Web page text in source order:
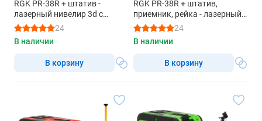
RGK PR-38R + штатив -
лазерный нивелир 3d с
красным лучом
24
В наличии
В корзину
RGK PR-38R + штатив,
приемник, рейка - лазерный
нивелир 3d с красным лучом
24
В наличии
В корзину